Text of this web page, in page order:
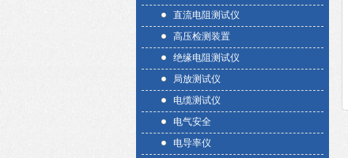
直流电阻测试仪
高压检测装置
绝缘电阻测试仪
局放测试仪
电缆测试仪
电气安全
电导率仪